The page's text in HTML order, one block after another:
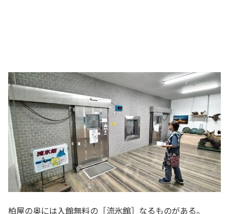
柏屋の奥には入館無料の［流氷館］なるものがある。